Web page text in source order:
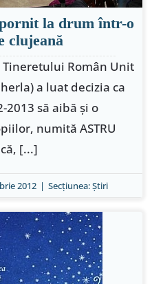
la drum într-o
clujeană
Tineretului Român Unit
a luat decizia ca
2013 să aibă şi o
numită ASTRU
[...]
2012 | Secțiunea:Ştiri